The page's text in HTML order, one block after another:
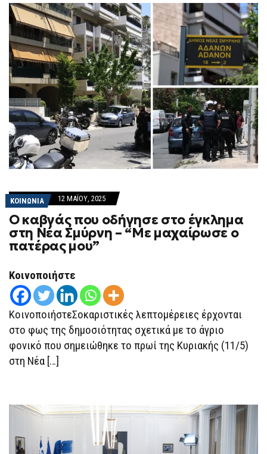
ΚΟΙΝΩΝΙΑ 12 ΜΑΪ́ΟΥ, 2025
Ο καβγάς που οδήγησε στο έγκλημα
στη Νέα Σμύρνη – “Με μαχαίρωσε ο
πατέρας μου”
Κοινοποιήστε
ΚοινοποιήστεΣοκαριστικές λεπτομέρειες έρχονται
στο φως της δημοσιότητας σχετικά με το άγριο
φονικό που σημειώθηκε το πρωί της Κυριακής (11/5)
στη Νέα […]